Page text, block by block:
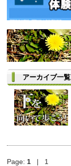
アーカイブ一覧
Page: 1 | 1